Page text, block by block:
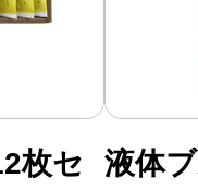
枚セ
液体